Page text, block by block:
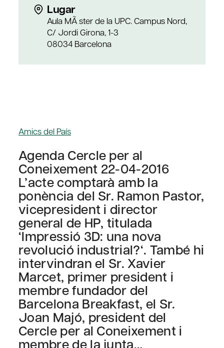
Lugar
Aula MÃ ster de la UPC. Campus Nord,
C/ Jordi Girona, 1-3
08034 Barcelona
Amics del País
Agenda Cercle per al
Coneixement 22-04-2016
L’acte comptarà amb la
ponència del Sr. Ramon Pastor,
vicepresident i director
general de HP, titulada
‘Impressió 3D: una nova
revolució industrial?‘. També hi
intervindran el Sr. Xavier
Marcet, primer president i
membre fundador del
Barcelona Breakfast, el Sr.
Joan Majó, president del
Cercle per al Coneixement i
membre de la junta…